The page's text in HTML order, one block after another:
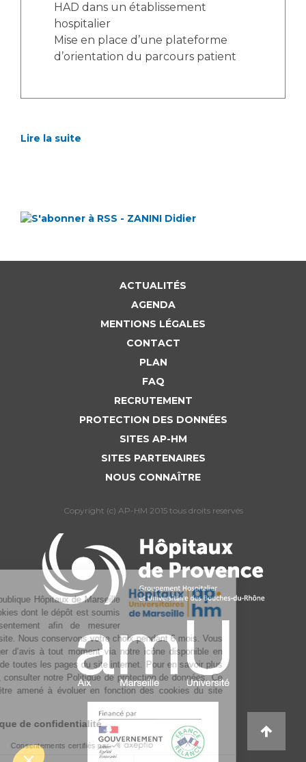
HAD dans un établissement
hospitalier
Mise en place d’une plateforme
d’orientation du parcours patient
Lire la suite
ACTUALITÉS
AGENDA
MENTIONS LÉGALES
CONTACT
PLAN
FAQ
RECRUTEMENT
PROTECTION DES DONNÉES
SITES AP-HM
SITES PARTENAIRES
NOUS CONNAÎTRE
Copyright (c) AP-HM 2015 tous droits reservés
L’Assistance publique Hôpitaux de Marseille
utilise des cookies dont le dépôt est soumis
à votre consentement afin de mesurer
l’audience du site. Nous conservons votre choix pendant 6 mois. Vous
pouvez changer d’avis à tout moment via notre icône disponible en
bas à gauche de toutes les pages du site internet. Pour en savoir plus
sur la gestion, consulter notre Politique de protection de données. Ce
texte pourra être amené à évoluer en fonction des cookies du site
Lire la politique de confidentialité
Consentements certifiés par